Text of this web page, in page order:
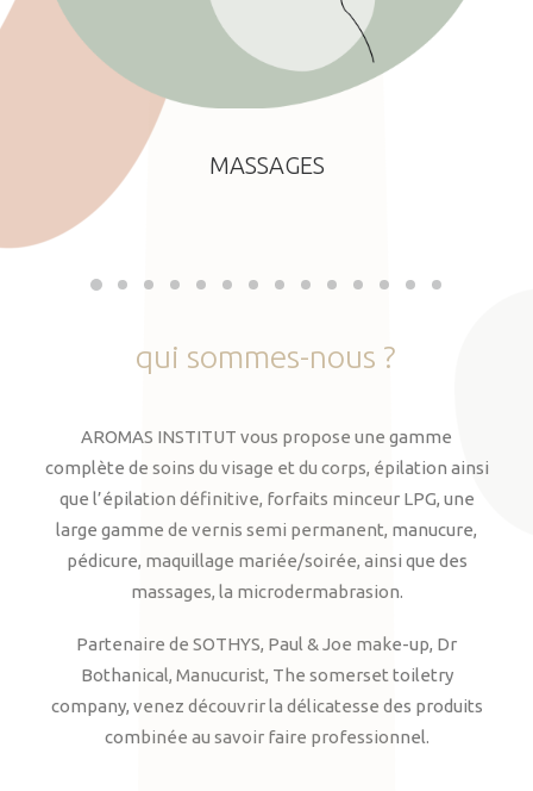
MASSAGES
qui sommes-nous ?
AROMAS INSTITUT vous propose une gamme
complète de soins du visage et du corps, épilation ainsi
que l’épilation définitive, forfaits minceur LPG, une
large gamme de vernis semi permanent, manucure,
pédicure, maquillage mariée/soirée, ainsi que des
massages, la microdermabrasion.
Partenaire de SOTHYS, Paul & Joe make-up, Dr
Bothanical, Manucurist, The somerset toiletry
company, venez découvrir la délicatesse des produits
combinée au savoir faire professionnel.